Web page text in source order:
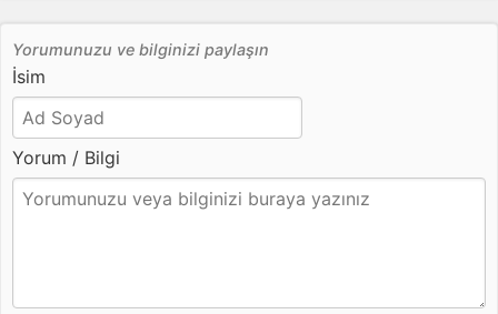
Yorumunuzu ve bilginizi paylaşın
İsim
Yorum / Bilgi